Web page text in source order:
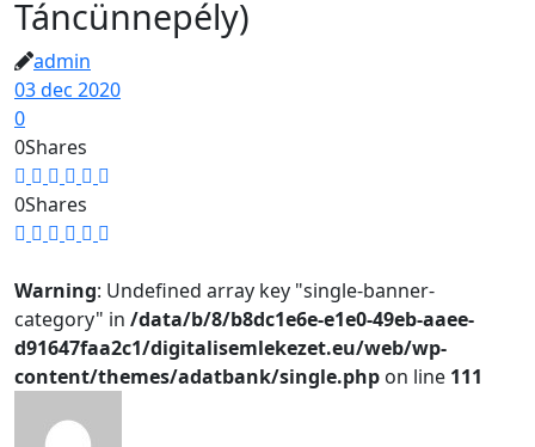
Táncünnepély)
admin
03 dec 2020
0
0Shares
0Shares
Warning: Undefined array key "single-banner-
category" in /data/b/8/b8dc1e6e-e1e0-49eb-aaee-
d91647faa2c1/digitalisemlekezet.eu/web/wp-
content/themes/adatbank/single.php on line 111